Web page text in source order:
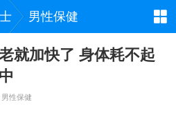
男性保健
就加快了 身体耗不起
男性保健